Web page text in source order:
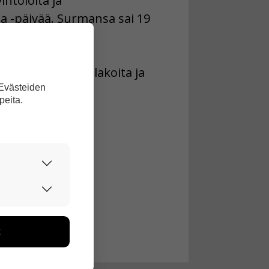
päivää. Surmansa sai 19
mellakoita ja
kerätään
Emme